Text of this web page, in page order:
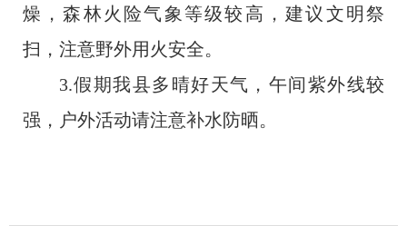
燥，森林火险气象等级较高，建议文明祭
扫，注意野外用火安全。
3.假期我县多晴好天气，午间紫外线较
强，户外活动请注意补水防晒。